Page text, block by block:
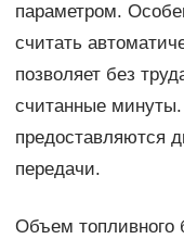
параметром.
считать
позволяет без
считанные минуты.
предоставляются
передачи.
Объем топливного